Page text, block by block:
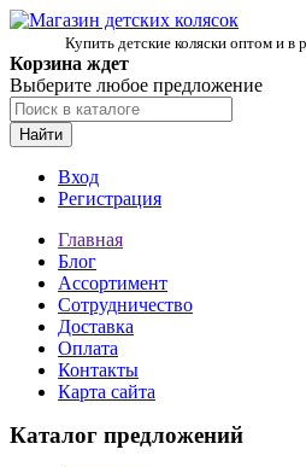
Купить детские коляски оптом и
Корзина ждет
Выберите любое предложение
Найти
Вход
Регистрация
Главная
Блог
Ассортимент
Сотрудничество
Доставка
Оплата
Контакты
Карта сайта
Каталог предложений